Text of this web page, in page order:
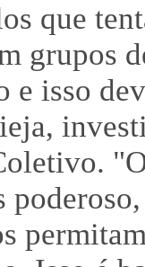
que
grupos
e isso